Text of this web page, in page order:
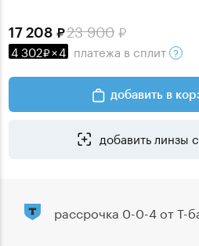
23 900
17 208
4 302 ×4 платежа в сплит
добавить в
добавить линзы
рассрочка 0-0-4 от Т-